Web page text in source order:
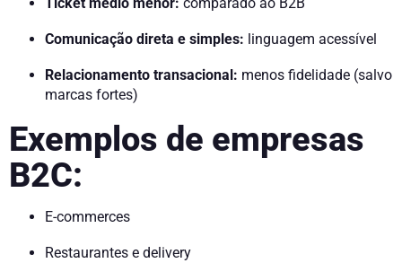
Comunicação direta e simples: linguagem acessível
Relacionamento transacional: menos fidelidade (salvo
marcas fortes)
Exemplos de empresas
B2C:
E-commerces
Restaurantes e delivery